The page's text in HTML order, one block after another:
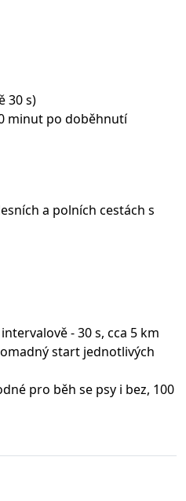
30 s)
minut po doběhnutí
a polních cestách s
- 30 s, cca 5 km
start jednotlivých
pro běh se psy i bez, 100